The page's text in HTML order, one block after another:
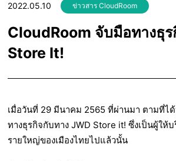
2022.05.10 ข่าวสาร CloudRoom
CloudRoom จับมือทางธุ
Store It!
เมื่อวันที่ 29 มีนาคม 2565 ที่ผ่านมา ตามที่ไ
ทางธุรกิจกับทาง JWD Store it! ซึ่งเป็นผู้ให้
รายใหญ่ของเมืองไทยไปแล้วนั้น